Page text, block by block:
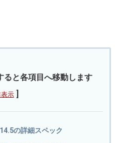
ると各項目へ移動します
示
の詳細スペック